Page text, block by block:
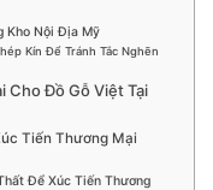
Kho Nội Địa Mỹ
Kín Để Tránh Tắc Nghẽn
Cho Đồ Gỗ Việt Tại
Tiến Thương Mại
Để Xúc Tiến Thương